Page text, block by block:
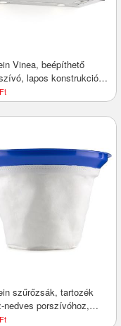
Vinea, beépíthető
lapos konstrukció,
szűrőzsák, tartozék
nedves porszívóhoz,
tasak, Ø35cm